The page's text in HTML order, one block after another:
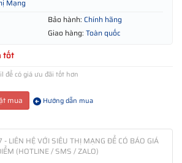
Mạng
Bảo hành: Chính hãng
Giao hàng: Toàn quốc
tốt
để có giá ưu đãi tốt hơn
mua Hướng dẫn mua
LIÊN HỆ VỚI SIÊU THỊ MẠNG ĐỂ CÓ BÁO GIÁ
(HOTLINE / SMS / ZALO)